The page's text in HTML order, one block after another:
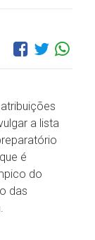
a lista
é
do
das